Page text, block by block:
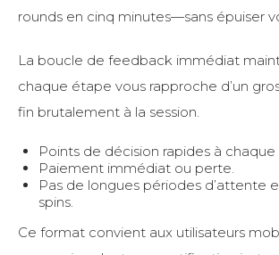
rounds en cinq minutes—sans épuiser
La boucle de feedback immédiat
chaque étape vous rapproche d’un
fin brutalement à la session.
Points de décision rapides à chaque
Paiement immédiat ou perte.
Pas de longues périodes d’attente
spins.
Ce format convient aux utilisateurs